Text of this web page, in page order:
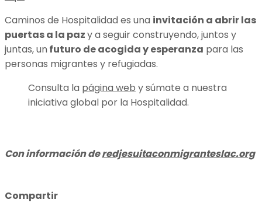
Caminos de Hospitalidad es una invitación a abrir las
puertas a la pazy a seguir construyendo, juntos y
juntas, un futuro de acogida y esperanza para las
personas migrantes y refugiadas.
Consulta la página web y súmate a nuestra
iniciativa global por la Hospitalidad.
Con información deredjesuitaconmigranteslac.org
Compartir